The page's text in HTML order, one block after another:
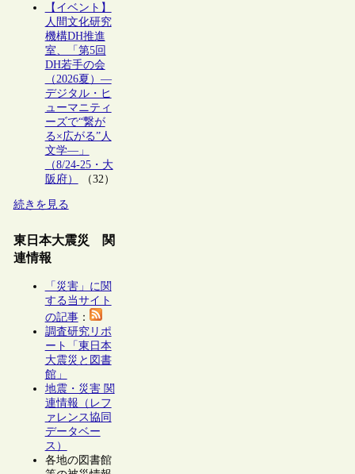
【イベント】
人間文化研究
機構DH推進
室、「第5回
DH若手の会
（2026夏）―
デジタル・ヒ
ューマニティ
ーズで“繋が
る×広がる”人
文学―」
（8/24-25・大
阪府）
（32）
続きを見る
東日本大震災 関
連情報
「災害」に関
する当サイト
の記事：
調査研究リポ
ート「東日本
大震災と図書
館」
地震・災害 関
連情報（レフ
ァレンス協同
データベー
ス）
各地の図書館